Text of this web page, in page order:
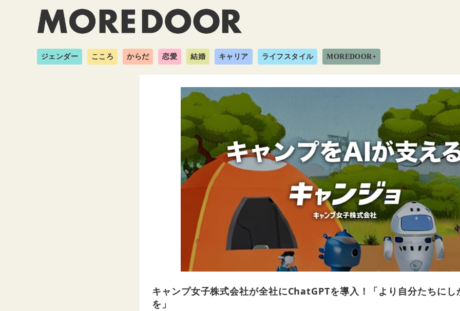
ジェンダー こころ からだ 恋愛 結婚 キャリア ライフスタイル MOREDOOR+
キャンプ女子株式会社が全社にChatGPTを導入！「より自分たちにし
を」